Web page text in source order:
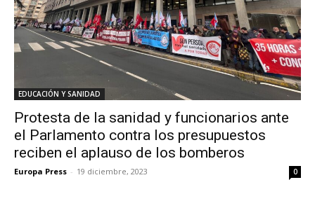
EDUCACIÓN Y SANIDAD
Protesta de la sanidad y funcionarios ante
el Parlamento contra los presupuestos
reciben el aplauso de los bomberos
Europa Press - 19 diciembre, 2023 0